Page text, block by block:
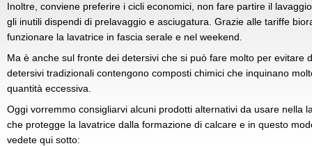
Inoltre, conviene preferire i cicli economici, non fare partire il
gli inutili dispendi di prelavaggio e asciugatura. Grazie alle tariffe
funzionare la lavatrice in fascia serale e nel weekend.
Ma è anche sul fronte dei detersivi che si può fare molto per evitare
detersivi tradizionali contengono composti chimici che inquinano
quantità eccessiva.
Oggi vorremmo consigliarvi alcuni prodotti alternativi da usare nella
che protegge la lavatrice dalla formazione di calcare e in questo
vedete qui sotto: